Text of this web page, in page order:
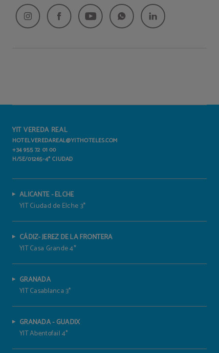
YIT VEREDA REAL
HOTELVEREDAREAL@YITHOTELES.COM
+34 955 72 01 00
H/SE/01265-4* CIUDAD
ALICANTE - ELCHE
YIT Ciudad de Elche 3*
CÁDIZ- JEREZ DE LA FRONTERA
YIT Casa Grande 4*
GRANADA
YIT Casablanca 3*
GRANADA - GUADIX
YIT Abentofail 4*